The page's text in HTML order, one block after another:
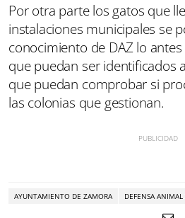
Por otra parte los gatos que
instalaciones municipales se
conocimiento de DAZ lo
que puedan ser identificados
que puedan comprobar si
las colonias que gestionan.
AYUNTAMIENTO DE ZAMORA DEFENSA